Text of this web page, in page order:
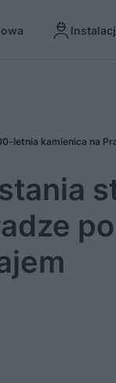
letnia kamienica na